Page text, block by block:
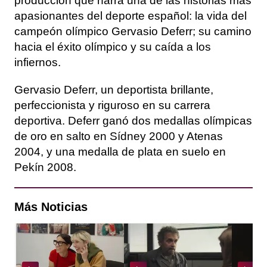
apasionantes del deporte español: la vida del
campeón olímpico Gervasio Deferr; su camino
hacia el éxito olímpico y su caída a los
infiernos.
Gervasio Deferr, un deportista brillante,
perfeccionista y riguroso en su carrera
deportiva. Deferr ganó dos medallas olímpicas
de oro en salto en Sídney 2000 y Atenas
2004, y una medalla de plata en suelo en
Pekín 2008.
Más Noticias